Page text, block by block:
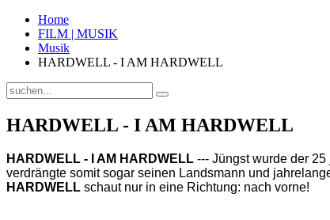
Home
FILM | MUSIK
Musik
HARDWELL - I AM HARDWELL
HARDWELL - I AM HARDWELL
HARDWELL - I AM HARDWELL --- Jüngst wurde der 25
verdrängte somit sogar seinen Landsmann und
HARDWELL schaut nur in eine Richtung: nach vorne!